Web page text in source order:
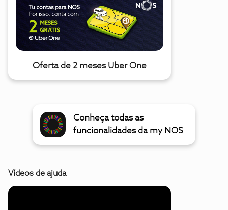
Oferta de 2 meses Uber One
Conheça todas as
funcionalidades da my NOS
Vídeos de ajuda